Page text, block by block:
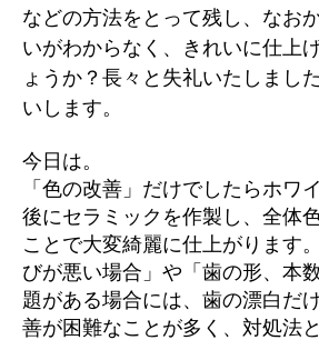
へ
の
などの方法をとって残し、なお
いがわからなく、きれいに仕上
ょうか？長々と失礼いたしまし
いします。
今日は。
「色の改善」だけでしたらホワ
後にセラミックを作製し、全体
ことで大変綺麗に仕上がります
びが悪い場合」や「歯の形、本
題がある場合には、歯の漂白だ
善が困難なことが多く、対処法